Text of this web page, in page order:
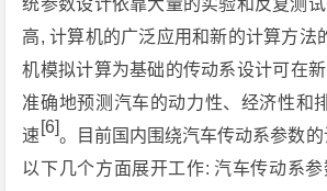
统参数设计依靠大量的实验和反复测
高, 计算机的广泛应用和新的计算方法
机模拟计算为基础的传动系设计可在
准确地预测汽车的动力性、经济性和
速 [6]。目前国内围绕汽车传动系参数
以下几个方面展开工作: 汽车传动系